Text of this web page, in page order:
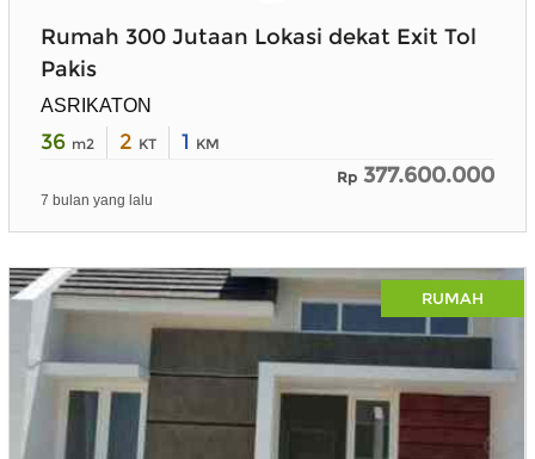
Rumah 300 Jutaan Lokasi dekat Exit Tol
Pakis
ASRIKATON
36 m2 2 KT 1 KM
Rp 377.600.000
7 bulan yang lalu
RUMAH